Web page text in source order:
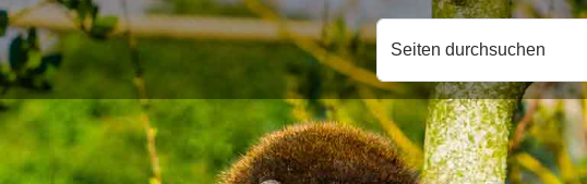
Seiten durchsuchen